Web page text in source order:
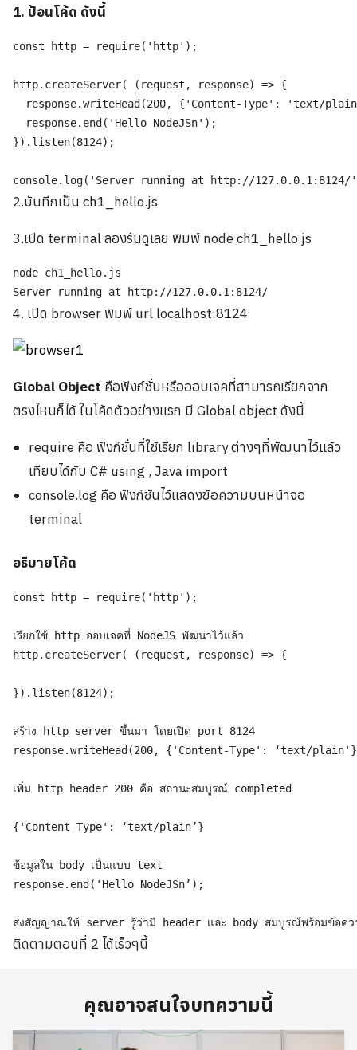
1. ป้อนโค้ด ดังนี้
const http = require('http');
http.createServer( (request, response) => {
response.writeHead(200, {'Content-Type': 'text/
  response.end('Hello NodeJSn');
}).listen(8124);
2.บันทีกเป็น ch1_hello.js
3.เปิด terminal ลองรันดูเลย พิมพ์ node ch1_hello.js
node ch1_hello.js
Server running at http://127.0.0.1:8124/
4. เปิด browser พิมพ์ url localhost:8124
Global Object คือฟังก์ชั่นหรือออบเจคที่สามารถเรียกจาก
ตรงไหนก็ได้ ในโค้ดตัวอย่างแรก มี Global object ดังนี้
require คือ ฟังก์ชั่นที่ใช้เรียก library ต่างๆที่พัฒนาไว้แล้ว
เทียบได้กับ C# using , Java import
console.log คือ ฟังก์ชันไว้แสดงข้อความบนหน้าจอ
terminal
อธิบายโค้ด
const http = require('http');
เรียกใช้ http ออบเจคที่ NodeJS พัฒนาไว้แล้ว
http.createServer( (request, response) => {
}).listen(8124);
สร้าง http server ขึ้นมา โดยเปิด port 8124
response.writeHead(200, {'Content-Type': ‘text/
เพิ่ม http header 200 คือ สถานะสมบูรณ์ completed
{'Content-Type': ‘text/plain’}
ข้อมูลใน body เป็นแบบ text
response.end('Hello NodeJSn’);
ส่งสัญญาณให้ server รู้ว่ามี header และ body สมบูรณ์พร้อมข้อคว
ติดตามตอนที่ 2 ได้เร็วๆนี้
คุณอาจสนใจบทความนี้